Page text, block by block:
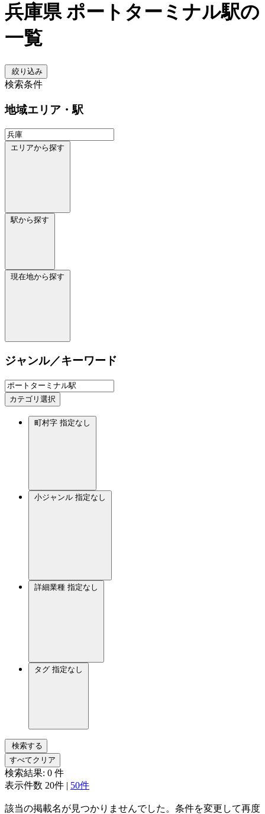
兵庫県 ポートターミナル駅の
一覧
絞り込み
検索条件
地域エリア・駅
エリアから探す
駅から探す
現在地から探す
ジャンル／キーワード
カテゴリ選択
町村字 指定なし
小ジャンル 指定なし
詳細業種 指定なし
タグ 指定なし
検索する
すべてクリア
検索結果: 0 件
表示件数 20件 | 50件
該当の掲載名が見つかりませんでした。条件を変更して再度